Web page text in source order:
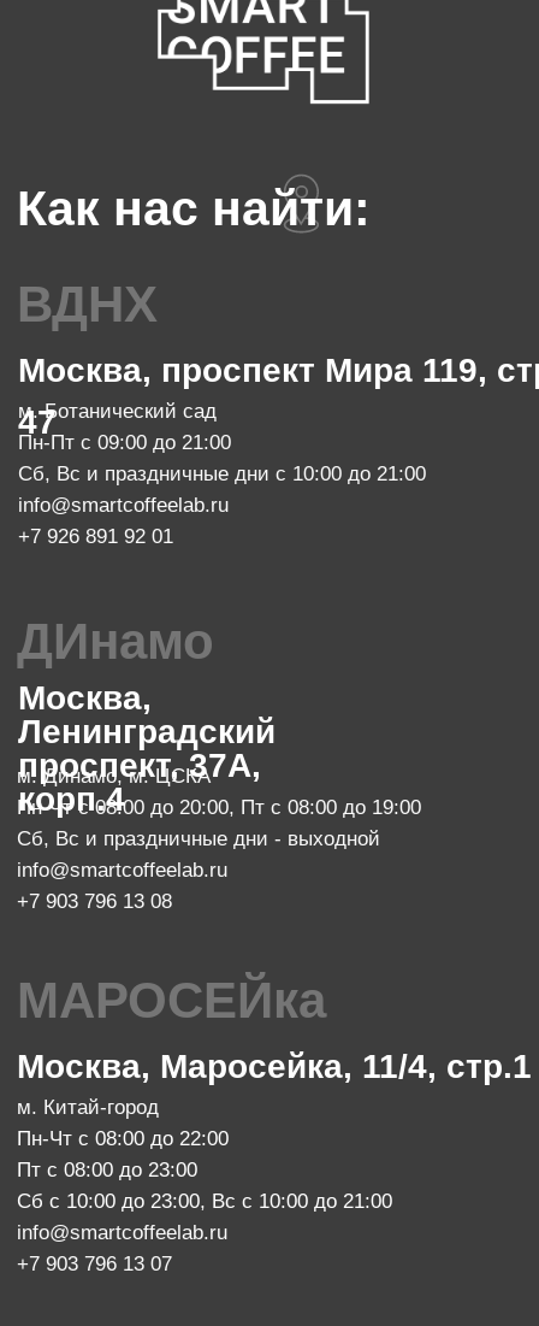
Пн-Чт с 08:00 до 22:00
Пт с 08:00 до 23:00
+7 903 796 13 07
МАРОСЕЙка
м. Ботанический сад
Пн-Пт с 10:00 до 20:00
zakaz@smartroaster.ru
+7 977 610 93 68
Москва, проспект Мира 119, стр.
47
обжарочный цех